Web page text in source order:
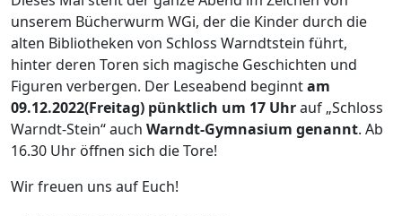
unserem Bücherwurm WGi, der die Kinder durch die
alten Bibliotheken von Schloss Warndtstein führt,
hinter deren Toren sich magische Geschichten und
Figuren verbergen. Der Leseabend beginntam
09.12.2022(Freitag) pünktlich um 17 Uhrauf „Schloss
Warndt-Stein“ auch Warndt-Gymnasium genannt. Ab
16.30 Uhr öffnen sich die Tore!
Wir freuen uns auf Euch!